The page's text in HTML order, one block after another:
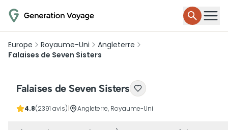
Europe Royaume-Uni
Angleterre
Falaises de Seven Sisters
Falaises de Seven Sisters
4.8(2391 avis) Angleterre, Royaume-Uni